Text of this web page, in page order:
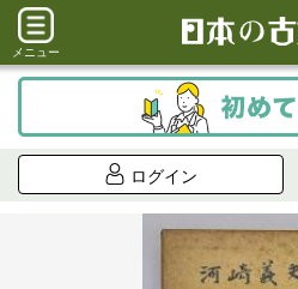
メニュー
ログイン